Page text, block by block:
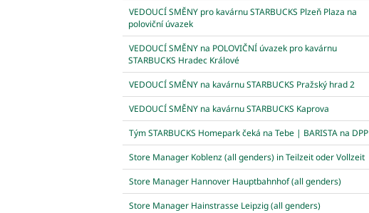
VEDOUCÍ SMĚNY pro kavárnu STARBUCKS Plzeň Plaza na
poloviční úvazek
VEDOUCÍ SMĚNY na POLOVIČNÍ úvazek pro kavárnu
STARBUCKS Hradec Králové
VEDOUCÍ SMĚNY na kavárnu STARBUCKS Pražský hrad 2
VEDOUCÍ SMĚNY na kavárnu STARBUCKS Kaprova
Tým STARBUCKS Homepark čeká na Tebe | BARISTA na DPP
Store Manager Koblenz (all genders) in Teilzeit oder Vollzeit
Store Manager Hannover Hauptbahnhof (all genders)
Store Manager Hainstrasse Leipzig (all genders)